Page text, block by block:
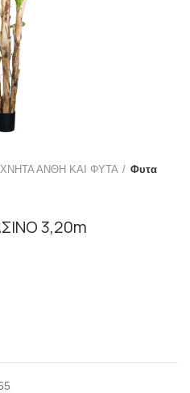
ΑΝΘΗ ΚΑΙ ΦΥΤΑ Φυτα
3,20m